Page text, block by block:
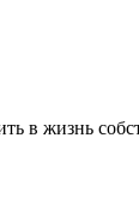
в жизнь